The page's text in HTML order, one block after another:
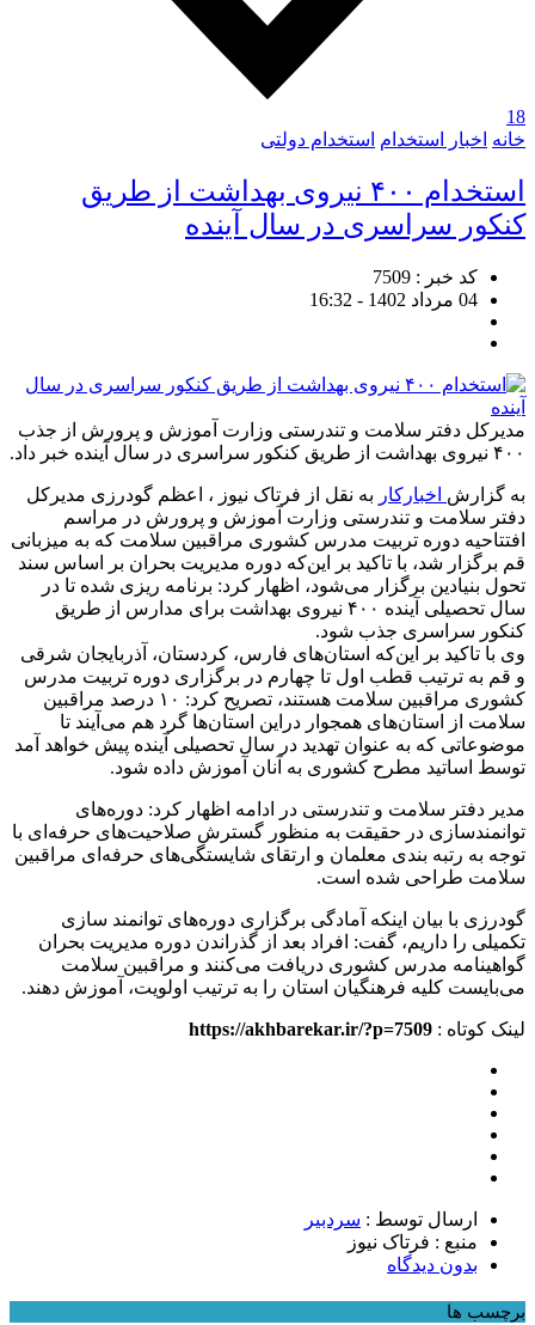
18
خانه اخبار استخدام استخدام دولتی
استخدام ۴۰۰ نیروی بهداشت از طریق
کنکور سراسری در سال آینده
کد خبر : 7509
04 مرداد 1402 - 16:32
مدیرکل دفتر سلامت و تندرستی وزارت آموزش و پرورش از جذب
۴۰۰ نیروی بهداشت از طریق کنکور سراسری در سال آینده خبر داد.
به گزارش اخبارکار به نقل از فرتاک نیوز ، اعظم گودرزی مدیرکل
دفتر سلامت و تندرستی وزارت آموزش و پرورش در مراسم
افتتاحیه دوره تربیت مدرس کشوری مراقبین سلامت که به میزبانی
قم برگزار شد، با تاکید بر این‌که دوره مدیریت بحران بر اساس سند
تحول بنیادین برگزار می‌شود، اظهار کرد: برنامه ریزی شده تا در
سال تحصیلی آینده ۴۰۰ نیروی بهداشت برای مدارس از طریق
کنکور سراسری جذب شود.
وی با تاکید بر این‌که استان‌های فارس، کردستان، آذربایجان شرقی
و قم به ترتیب قطب اول تا چهارم در برگزاری دوره تربیت مدرس
کشوری مراقبین سلامت هستند، تصریح کرد: ۱۰ درصد مراقبین
سلامت از استان‌های همجوار دراین استان‌ها گرد هم می‌آیند تا
موضوعاتی که به عنوان تهدید در سال تحصیلی آینده پیش خواهد آمد
توسط اساتید مطرح کشوری به آنان آموزش داده شود.
مدیر دفتر سلامت و تندرستی در ادامه اظهار کرد: دوره‌های
توانمندسازی در حقیقت به منظور گسترش صلاحیت‌های حرفه‌ای با
توجه به رتبه بندی معلمان و ارتقای شایستگی‌های حرفه‌ای مراقبین
سلامت طراحی شده است.
گودرزی با بیان اینکه آمادگی برگزاری دوره‌های توانمند سازی
تکمیلی را داریم، گفت: افراد بعد از گذراندن دوره مدیریت بحران
گواهینامه مدرس کشوری دریافت می‌کنند و مراقبین سلامت
می‌بایست کلیه فرهنگیان استان را به ترتیب اولویت، آموزش دهند.
لینک کوتاه : https://akhbarekar.ir/?p=7509
ارسال توسط : سردبیر
منبع : فرتاک نیوز
بدون دیدگاه
برچسب ها